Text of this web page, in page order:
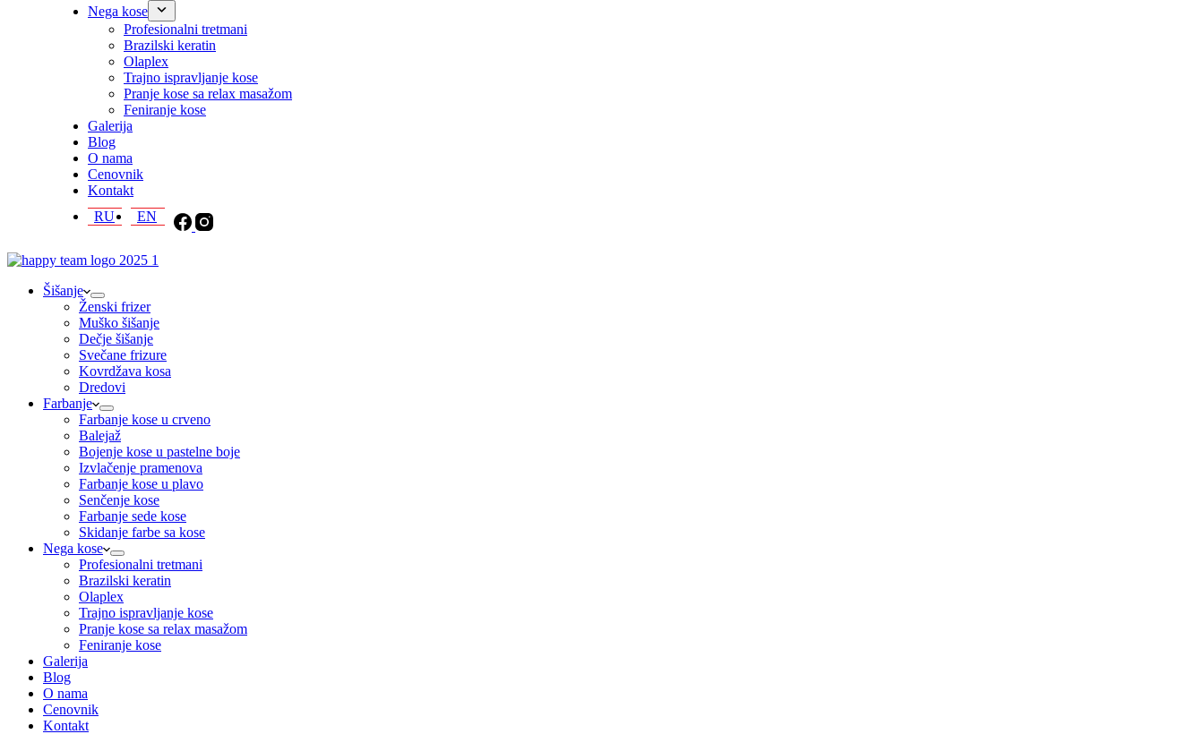
Nega kose
Profesionalni tretmani
Brazilski keratin
Olaplex
Trajno ispravljanje kose
Pranje kose sa relax masažom
Feniranje kose
Galerija
Blog
O nama
Cenovnik
Kontakt
RU
EN
Šišanje
Ženski frizer
Muško šišanje
Dečje šišanje
Svečane frizure
Kovrdžava kosa
Dredovi
Farbanje
Farbanje kose u crveno
Balejaž
Bojenje kose u pastelne boje
Izvlačenje pramenova
Farbanje kose u plavo
Senčenje kose
Farbanje sede kose
Skidanje farbe sa kose
Nega kose
Profesionalni tretmani
Brazilski keratin
Olaplex
Trajno ispravljanje kose
Pranje kose sa relax masažom
Feniranje kose
Galerija
Blog
O nama
Cenovnik
Kontakt